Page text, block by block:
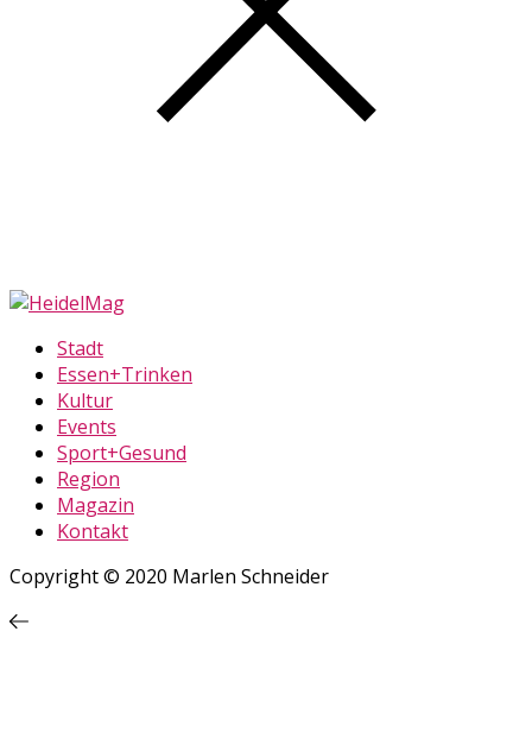
Stadt
Essen+Trinken
Kultur
Events
Sport+Gesund
Region
Magazin
Kontakt
Copyright © 2020 Marlen Schneider